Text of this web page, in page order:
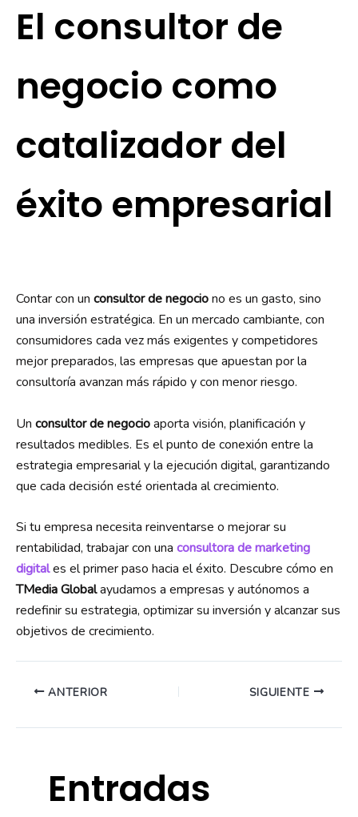
El consultor de
negocio como
catalizador del
éxito empresarial
Contar con un consultor de negociono es un gasto, sino
una inversión estratégica. En un mercado cambiante, con
consumidores cada vez más exigentes y competidores
mejor preparados, las empresas que apuestan por la
consultoría avanzan más rápido y con menor riesgo.
Un consultor de negocioaporta visión, planificación y
resultados medibles. Es el punto de conexión entre la
estrategia empresarial y la ejecución digital, garantizando
que cada decisión esté orientada al crecimiento.
Si tu empresa necesita reinventarse o mejorar su
rentabilidad, trabajar con una consultora de marketing
digitales el primer paso hacia el éxito. Descubre cómo en
TMedia Globalayudamos a empresas y autónomos a
redefinir su estrategia, optimizar su inversión y alcanzar sus
objetivos de crecimiento.
ANTERIOR SIGUIENTE
Entradas